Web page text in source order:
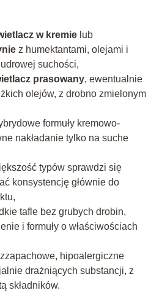
w kremielub
z humektantami, olejami i
suchości,
prasowany, ewentualnie
olejów, z drobno zmielonym
formuły kremowo-
nakładanie tylko na suche
typów sprawdzi się
konsystencję głównie do
tafle bez grubych drobin,
i formuły o właściwościach
hipoalergiczne
drażniących substancji, z
składników.